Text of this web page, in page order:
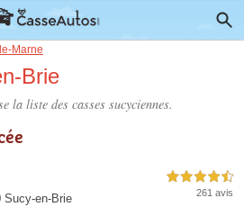
Marne
Brie
la liste des casses sucyciennes.
Sucy-en-Brie
4,5 étoiles sur 5
261 avis